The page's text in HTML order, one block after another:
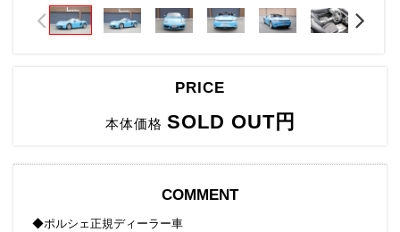
PRICE
本体価格 SOLD OUT円
COMMENT
◆ポルシェ正規ディーラー車